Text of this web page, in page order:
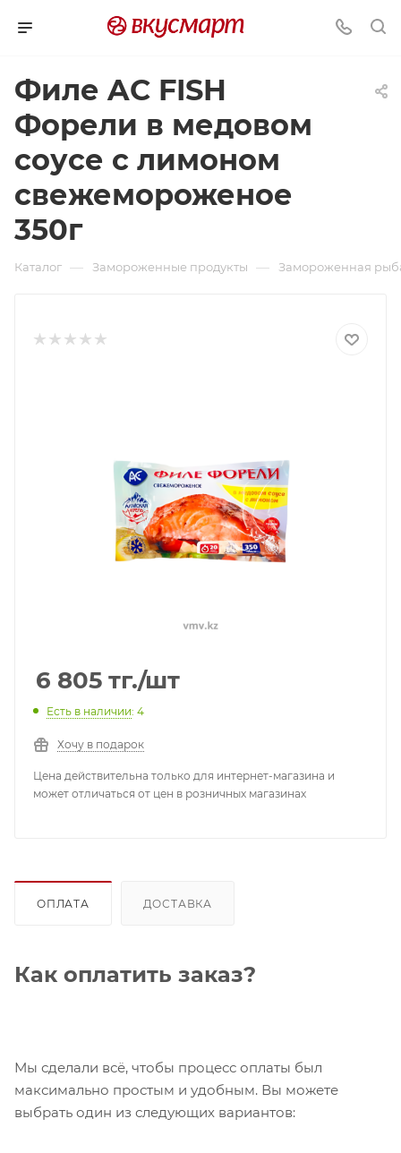
Филе AC FISH
Форели в медовом
соусе с лимоном
свежемороженое
350г
Каталог — Замороженные продукты — Замороженная
6 805 тг./шт
Есть в наличии: 4
Хочу в подарок
Цена действительна только для интернет-магазина и
может отличаться от цен в розничных магазинах
ОПЛАТА ДОСТАВКА
Как оплатить заказ?
Мы сделали всё, чтобы процесс оплаты был
максимально простым и удобным. Вы можете
выбрать один из следующих вариантов: